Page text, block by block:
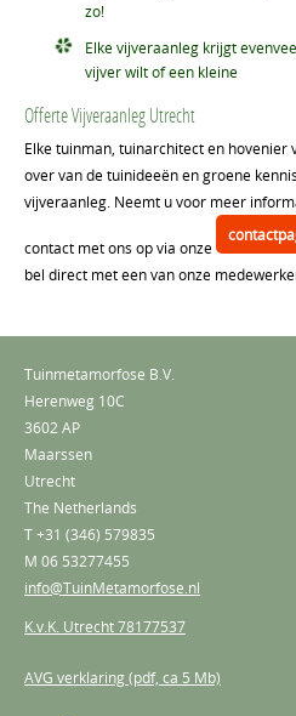
zo!
Elke vijveraanleg krijgt
vijver wilt of een kleine
Offerte Vijveraanleg Utrecht
Elke tuinman, tuinarchitect en
over van de tuinideeën en groene
vijveraanleg. Neemt u voor meer
contact met ons op via onze
bel direct met een van onze
Tuinmetamorfose B.V.
Herenweg 10C
3602 AP
Maarssen
Utrecht
The Netherlands
T+31 (346) 579835
M 06 53277455
info@TuinMetamorfose.nl
K.v.K. Utrecht 78177537
AVG verklaring (pdf, ca 5 Mb)